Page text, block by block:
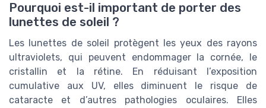
Pourquoi est-il important de porter des
lunettes de soleil ?
Les lunettes de soleil protègent les yeux des rayons
ultraviolets, qui peuvent endommager la cornée, le
cristallin et la rétine. En réduisant l’exposition
cumulative aux UV, elles diminuent le risque de
cataracte et d’autres pathologies oculaires. Elles